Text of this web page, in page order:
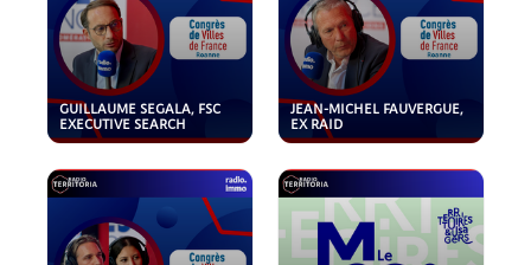
GUILLAUME SEGALA, FSC
EXECUTIVE SEARCH
JEAN-MICHEL FAUVERGUE,
EX RAID